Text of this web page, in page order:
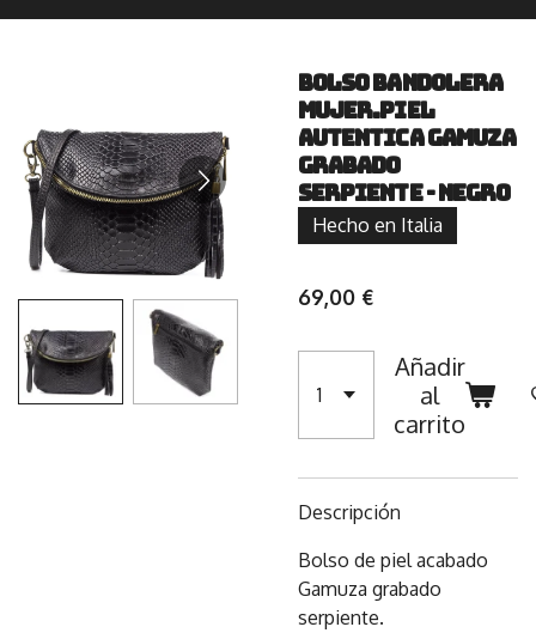
Bolso bandolera
Mujer.Piel
autentica Gamuza
grabado
serpiente - Negro
Hecho en Italia
69,00 €
Añadir
al
carrito
Descripción
Bolso de piel acabado
Gamuza grabado
serpiente.